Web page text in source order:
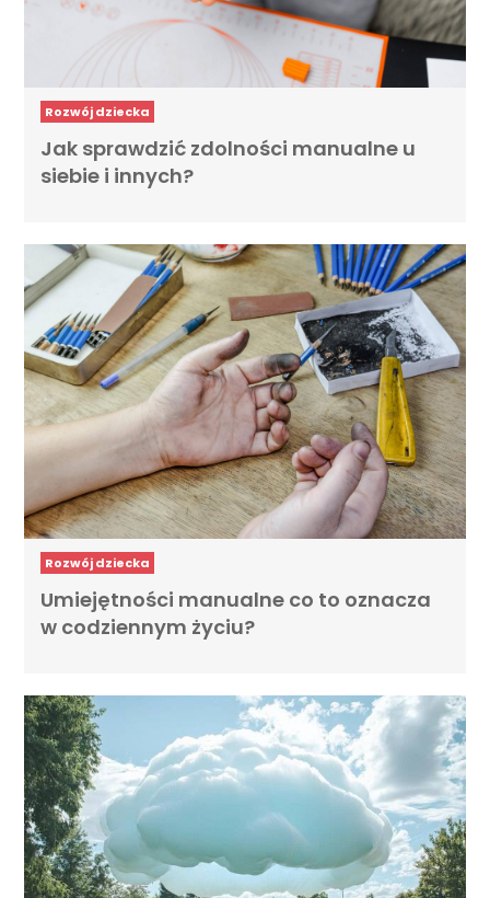
Rozwój dziecka
Jak sprawdzić zdolności manualne u
siebie i innych?
Rozwój dziecka
Umiejętności manualne co to oznacza
w codziennym życiu?